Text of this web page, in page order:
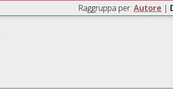
Raggruppa per: Autore |